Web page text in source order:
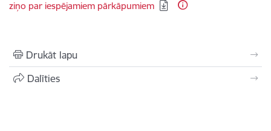
ziņo par iespējamiem pārkāpumiem
Drukāt lapu
Dalīties